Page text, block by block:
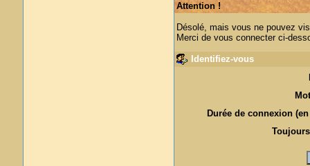
Attention !
Désolé, mais vous ne pouvez
Merci de vous connecter ci-
Identifiez-vous
Durée de connexion